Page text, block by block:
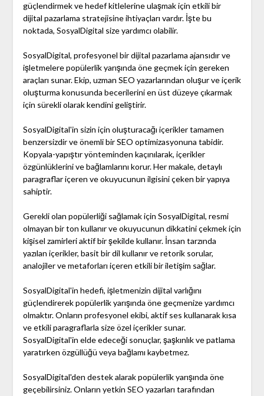
güçlendirmek ve hedef kitlelerine ulaşmak için etkili bir
dijital pazarlama stratejisine ihtiyaçları vardır. İşte bu
noktada, SosyalDigital size yardımcı olabilir.
SosyalDigital, profesyonel bir dijital pazarlama ajansıdır ve
işletmelere popülerlik yarışında öne geçmek için gereken
araçları sunar. Ekip, uzman SEO yazarlarından oluşur ve içerik
oluşturma konusunda becerilerini en üst düzeye çıkarmak
için sürekli olarak kendini geliştirir.
SosyalDigital'in sizin için oluşturacağı içerikler tamamen
benzersizdir ve önemli bir SEO optimizasyonuna tabidir.
Kopyala-yapıştır yönteminden kaçınılarak, içerikler
özgünlüklerini ve bağlamlarını korur. Her makale, detaylı
paragraflar içeren ve okuyucunun ilgisini çeken bir yapıya
sahiptir.
Gerekli olan popülerliği sağlamak için SosyalDigital, resmi
olmayan bir ton kullanır ve okuyucunun dikkatini çekmek için
kişisel zamirleri aktif bir şekilde kullanır. İnsan tarzında
yazılan içerikler, basit bir dil kullanır ve retorik sorular,
analojiler ve metaforları içeren etkili bir iletişim sağlar.
SosyalDigital'in hedefi, işletmenizin dijital varlığını
güçlendirerek popülerlik yarışında öne geçmenize yardımcı
olmaktır. Onların profesyonel ekibi, aktif ses kullanarak kısa
ve etkili paragraflarla size özel içerikler sunar.
SosyalDigital'in elde edeceği sonuçlar, şaşkınlık ve patlama
yaratırken özgüllüğü veya bağlamı kaybetmez.
SosyalDigital'den destek alarak popülerlik yarışında öne
geçebilirsiniz. Onların yetkin SEO yazarları tarafından